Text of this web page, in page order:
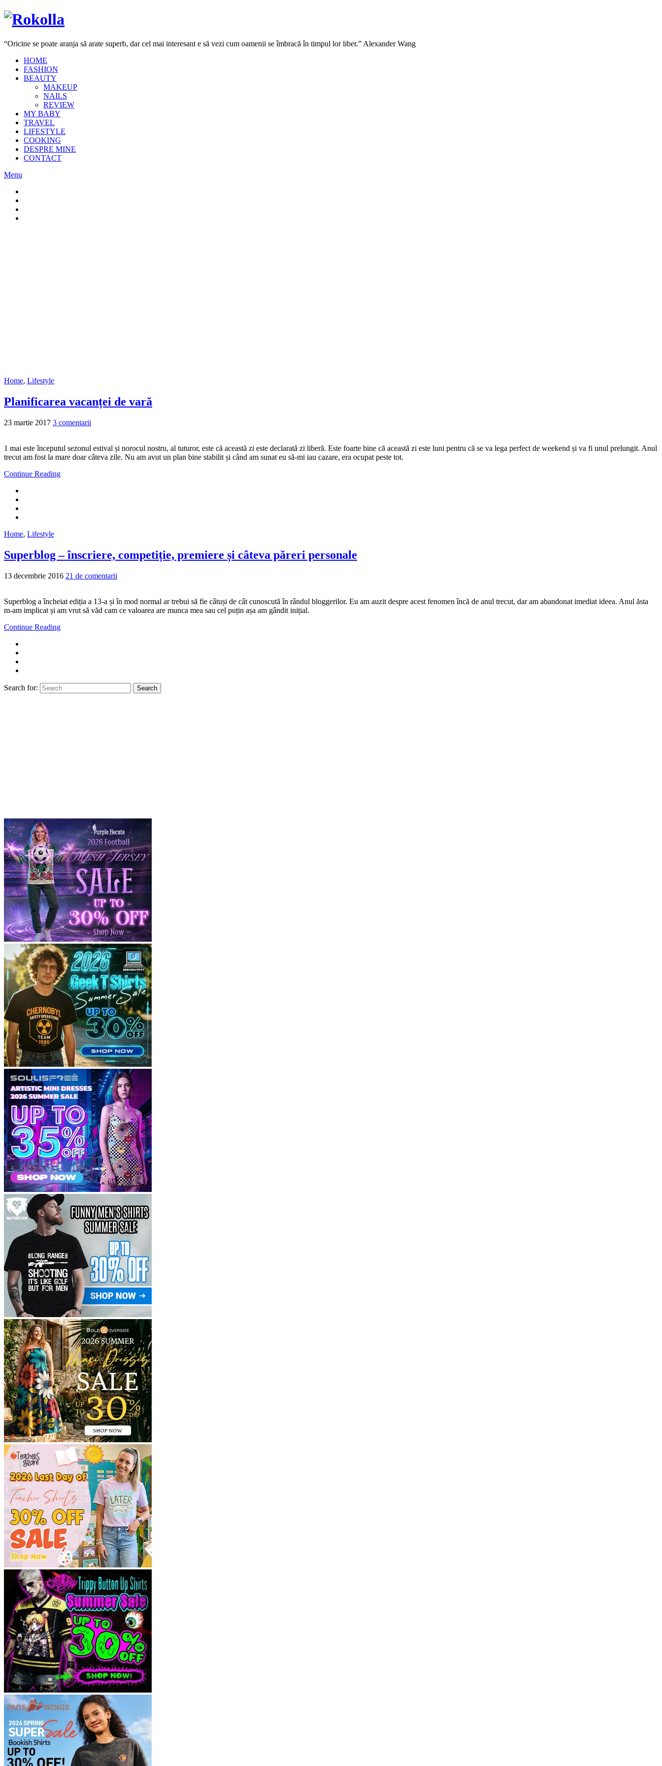
“Oricine se poate aranja să arate superb, dar cel mai interesant e să vezi cum oamenii se îmbracă în timpul lor liber.” Alexander Wang
HOME
FASHION
BEAUTY
MAKEUP
NAILS
REVIEW
MY BABY
TRAVEL
LIFESTYLE
COOKING
DESPRE MINE
CONTACT
Menu
Home, Lifestyle
Planificarea vacanței de vară
23 martie 2017 3 comentarii
1 mai este începutul sezonul estival și norocul nostru, al tuturor, este că această zi este declarată zi liberă. Este foarte bine că această zi este luni pentru că se va lega perfect de weekend și va fi unul prelungit. Anul
trecut am fost la mare doar câteva zile. Nu am avut un plan bine stabilit și când am sunat eu să-mi iau cazare, era ocupat peste tot.
Continue Reading
Home, Lifestyle
Superblog – înscriere, competiție, premiere și câteva păreri personale
13 decembrie 2016 21 de comentarii
Superblog a încheiat ediția a 13-a și în mod normal ar trebui să fie câtuși de cât cunoscută în rândul bloggerilor. Eu am auzit despre acest fenomen încă de anul trecut, dar am abandonat imediat ideea. Anul ăsta
m-am implicat și am vrut să văd cam ce valoarea are munca mea sau cel puțin așa am gândit inițial.
Continue Reading
Search for: Search